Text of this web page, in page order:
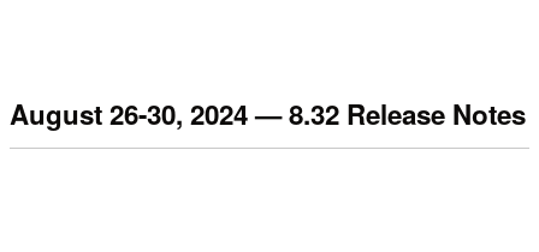
August 26-30, 2024 — 8.32 Release Notes